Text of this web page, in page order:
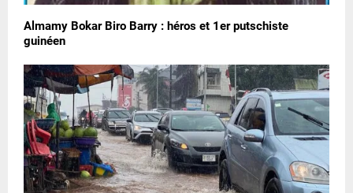
Almamy Bokar Biro Barry : héros et 1er putschiste
guinéen